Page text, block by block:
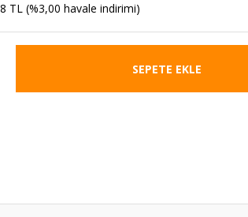
TL (%3,00 havale indirimi)
SEPETE EKLE